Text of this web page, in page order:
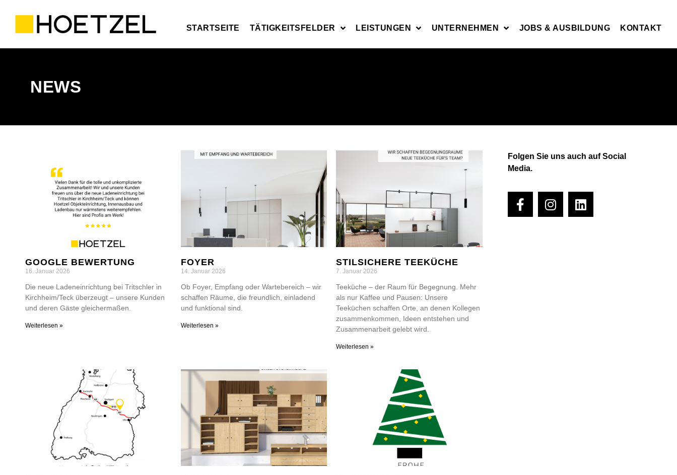
STARTSEITE TÄTIGKEITSFELDER LEISTUNGEN UNTERNEHMEN JOBS & AUSBILDUNG KONTAKT
NEWS
GOOGLE BEWERTUNG
16. Januar 2026
Die neue Ladeneinrichtung bei Tritschler in
Kirchheim/Teck überzeugt – unsere Kunden
und deren Gäste gleichermaßen.
Weiterlesen »
FOYER
14. Januar 2026
Ob Foyer, Empfang oder Wartebereich – wir
schaffen Räume, die freundlich, einladend
und funktional sind.
Weiterlesen »
STILSICHERE TEEKÜCHE
7. Januar 2026
Teeküche – der Raum für Begegnung. Mehr
als nur Kaffee und Pausen: Unsere
Teeküchen schaffen Orte, an denen Kollegen
zusammenkommen, Ideen entstehen und
Zusammenarbeit gelebt wird.
Weiterlesen »
Folgen Sie uns auchauf Social
Media.